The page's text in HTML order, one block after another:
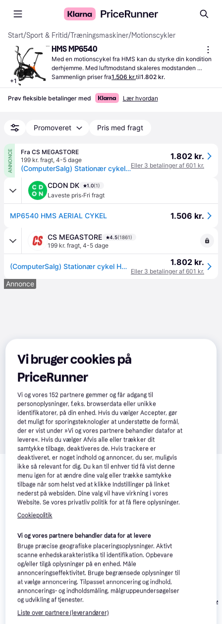
Start/Sport & Fritid/Træningsmaskiner/Motionscykler
+1
HMS MP6540
Med en motionscykel fra HMS kan du styrke din kondition
derhjemme. Med luftmodstand skaleres modstanden
automatisk efter, hvor hårdt du træner.
Sammenlign priser fra1.506 kr.til1.802 kr.
Prøv fleksible betalinger med Lær hvordan
Promoveret Pris med fragt
ANNONCE
Fra CS MEGASTORE
199 kr. fragt, 4-5 dage
(ComputerSalg) Stationær cykel HMS MP6540 luft
1.802 kr.
Eller 3 betalinger af 601 kr.
CDON DK 1.0(1)
Laveste pris·Fri fragt
MP6540 HMS AERIAL CYKEL 1.506 kr.
CS MEGASTORE 4.5(1861)
199 kr. fragt, 4-5 dage
(ComputerSalg) Stationær cykel HMS MP6540 luft 1.802 kr.
Eller 3 betalinger af 601 kr.
Annonce
Relaterede produkter
Se vores forslag til andre produkter, der matcher dine
interesser. Vis alle
Trender
Toorx BRX-AIR300
inSPORTline
Vi bruger cookies på
PriceRunner
Vi og vores152 partnere gemmer og får adgang til
personoplysninger, f.eks. browserdata eller unikke
identifikatorer, på din enhed. Hvis du vælger Accepter, gør
det muligt for sporingsteknologier at understøtte de formål,
der er vist under »Vi og vores partnere behandler datafor at
levere«. Hvis du vælger Afvis alle eller trækker dit
samtykke tilbage, deaktiveres de. Hvis trackere er
deaktiveret, er noget indhold og annoncer, du ser, muligvis
ikke så relevant for dig. Du kan til enhver tid få vist denne
menu igen for at ændre dine valg eller trække samtykke
tilbage når som helst ved at klikke Indstillinger på linket
nederst på websiden. Dine valg vil have virkning i vores
Website. Se vores privatliv politik for at få flere oplysninger.
Cookiepolitik
Vi og vores partnere behandler data for at levere
Bruge præcise geografiske placeringsoplysninger. Aktivt
scanne enhedskarakteristika til identifikation. Opbevare
og/eller tilgå oplysninger på en enhed. Måle
annonceringseffektivitet. Bruge begrænsede oplysninger til
at vælge annoncering. Tilpasset annoncering og indhold,
annoncerings- og indholdsmåling, målgruppeundersøgelser
og udvikling af tjenester.
Liste over partnere (leverandører)